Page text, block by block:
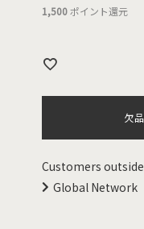
1,500ポイント還元
欠
Customers
Global Network